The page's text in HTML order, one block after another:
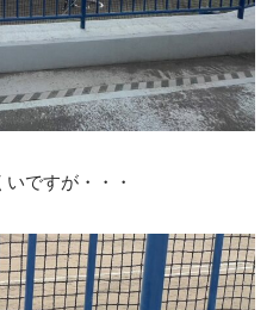
受付中
の受付
380
ですが・・・